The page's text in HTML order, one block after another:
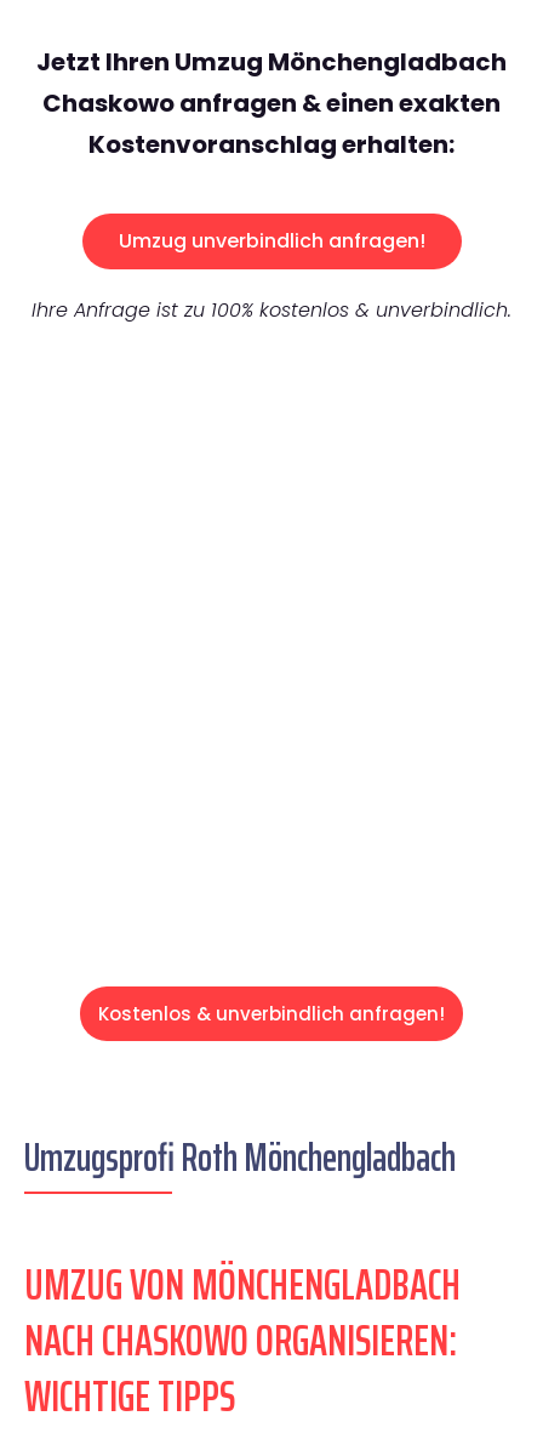
Jetzt Ihren Umzug Mönchengladbach
Chaskowo anfragen & einen exakten
Kostenvoranschlag erhalten:
Umzug unverbindlich anfragen!
Ihre Anfrage ist zu 100% kostenlos & unverbindlich.
Kostenlos & unverbindlich anfragen!
Umzugsprofi Roth Mönchengladbach
UMZUG VON MÖNCHENGLADBACH
NACH CHASKOWO ORGANISIEREN:
WICHTIGE TIPPS